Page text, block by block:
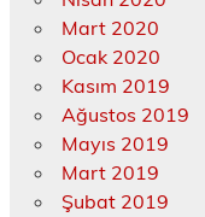
Mart 2020
Ocak 2020
Kasım 2019
Ağustos 2019
Mayıs 2019
Mart 2019
Şubat 2019